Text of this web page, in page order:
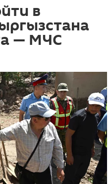
в
— МЧС